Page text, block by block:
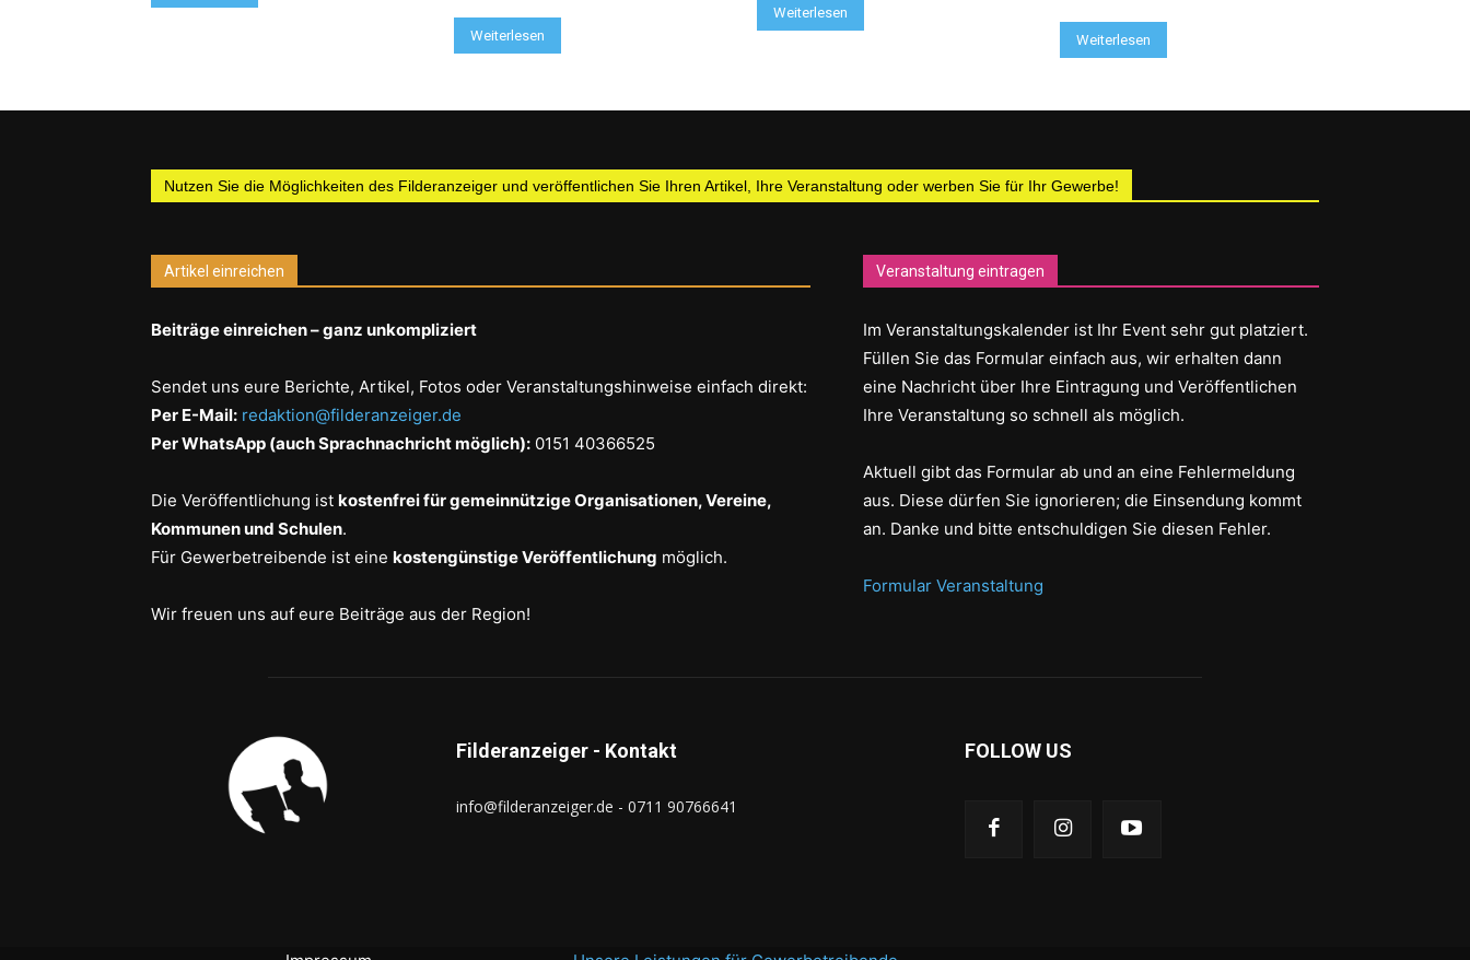
Weiterlesen
Weiterlesen
Weiterlesen
Nutzen Sie die Möglichkeiten des Filderanzeiger und veröffentlichen Sie Ihren Artikel, Ihre Veranstaltung oder werben Sie für Ihr Gewerbe!
Artikel einreichen
Beiträge einreichen – ganz unkompliziert
Sendet uns eure Berichte, Artikel, Fotos oder Veranstaltungshinweise einfach direkt:
Per E-Mail: redaktion@filderanzeiger.de
Per WhatsApp (auch Sprachnachricht möglich): 0151 40366525
Die Veröffentlichung ist kostenfrei für gemeinnützige Organisationen, Vereine,
Kommunen und Schulen.
Für Gewerbetreibende ist eine kostengünstige Veröffentlichung möglich.
Wir freuen uns auf eure Beiträge aus der Region!
Veranstaltung eintragen
Im Veranstaltungskalender ist Ihr Event sehr gut platziert.
Füllen Sie das Formular einfach aus, wir erhalten dann
eine Nachricht über Ihre Eintragung und Veröffentlichen
Ihre Veranstaltung so schnell als möglich.
Aktuell gibt das Formular ab und an eine Fehlermeldung
aus. Diese dürfen Sie ignorieren; die Einsendung kommt
an. Danke und bitte entschuldigen Sie diesen Fehler.
Formular Veranstaltung
Filderanzeiger - Kontakt
info@filderanzeiger.de - 0711 90766641
FOLLOW US